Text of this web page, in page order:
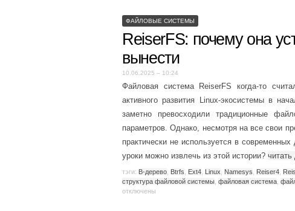
ФАЙЛОВЫЕ СИСТЕМЫ
ReiserFS: почему она
вынести
10.06.2025 – 10:24
Файловая система ReiserFS когда-то
активного развития Linux-экосистемы в
заметно превосходили традиционные
параметров. Однако, несмотря на все свои
практически не используется в
уроки можно извлечь из этой истории?
тэги: B-дерево Btrfs Ext4 Linux Namesys Reiser4
структура файловой системы файловая система
отключены